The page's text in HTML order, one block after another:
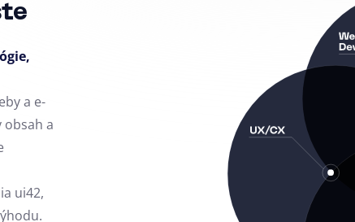
a e-
a
ui42,